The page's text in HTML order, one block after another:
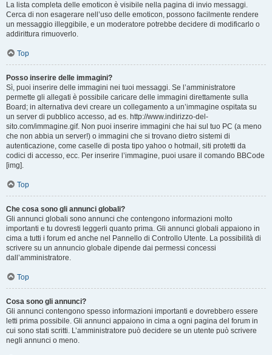
La lista completa delle emoticon è visibile nella pagina di invio messaggi.
Cerca di non esagerare nell’uso delle emoticon, possono facilmente rendere
un messaggio illeggibile, e un moderatore potrebbe decidere di modificarlo o
addirittura rimuoverlo.
Top
Posso inserire delle immagini?
Sì, puoi inserire delle immagini nei tuoi messaggi. Se l’amministratore
permette gli allegati è possibile caricare delle immagini direttamente sulla
Board; in alternativa devi creare un collegamento a un’immagine ospitata su
un server di pubblico accesso, ad es. http://www.indirizzo-del-
sito.com/immagine.gif. Non puoi inserire immagini che hai sul tuo PC (a meno
che non abbia un server!) o immagini che si trovano dietro sistemi di
autenticazione, come caselle di posta tipo yahoo o hotmail, siti protetti da
codici di accesso, ecc. Per inserire l’immagine, puoi usare il comando BBCode
[img].
Top
Che cosa sono gli annunci globali?
Gli annunci globali sono annunci che contengono informazioni molto
importanti e tu dovresti leggerli quanto prima. Gli annunci globali appaiono in
cima a tutti i forum ed anche nel Pannello di Controllo Utente. La possibilità di
scrivere su un annuncio globale dipende dai permessi concessi
dall’amministratore.
Top
Cosa sono gli annunci?
Gli annunci contengono spesso informazioni importanti e dovrebbero essere
letti prima possibile. Gli annunci appaiono in cima a ogni pagina del forum in
cui sono stati scritti. L’amministratore può decidere se un utente può scrivere
negli annunci o meno.